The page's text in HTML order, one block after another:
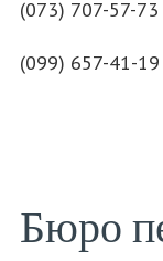
(073) 707-57-73
(099) 657-41-19
Бюро